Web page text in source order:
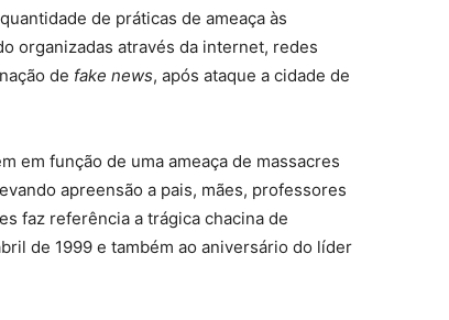
de práticas de ameaça às
organizadas através da internet, redes
de fake news, após ataque a cidade de
em função de uma ameaça de massacres
apreensão a pais, mães, professores
faz referência a trágica chacina de
de 1999 e também ao aniversário do líder